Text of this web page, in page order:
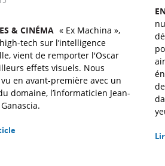
& CINÉMA « Ex Machina »,
tech sur l’intelligence
vient de remporter l'Oscar
effets visuels. Nous
vu en avant-première avec un
domaine, l’informaticien Jean-